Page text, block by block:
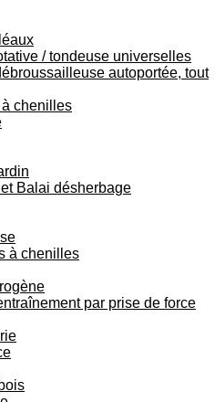
/ tondeuse universelles
autoportée, tout
chenilles
Balai désherbage
à chenilles
par prise de force